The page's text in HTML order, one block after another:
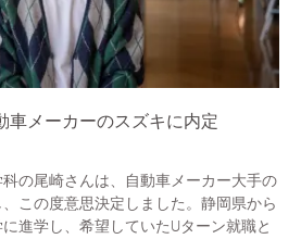
車メーカーのスズキに内定
の尾崎さんは、自動車メーカー大手の
この度意思決定しました。静岡県から
進学し、希望していたUターン就職と